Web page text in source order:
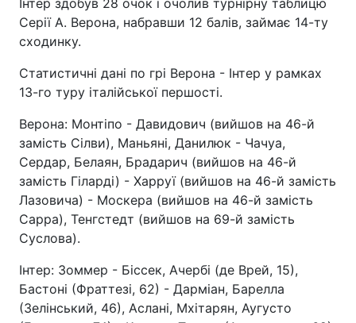
Серії А. Верона, набравши 12 балів, займає 14-ту
сходинку.
Статистичні дані по грі Верона - Інтер у рамках
13-го туру італійської першості.
Верона: Монтіпо - Давидович (вийшов на 46-й
замість Сілви), Маньяні, Данилюк - Чачуа,
Сердар, Белаян, Брадарич (вийшов на 46-й
замість Гіларді) - Харруї (вийшов на 46-й замість
Лазовича) - Москера (вийшов на 46-й замість
Сарра), Тенгстедт (вийшов на 69-й замість
Суслова).
Інтер: Зоммер - Біссек, Ачербі (де Врей, 15),
Бастоні (Фраттезі, 62) - Дарміан, Барелла
(Зелінський, 46), Аслані, Мхітарян, Аугусто